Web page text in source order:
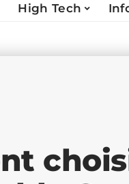
High Tech